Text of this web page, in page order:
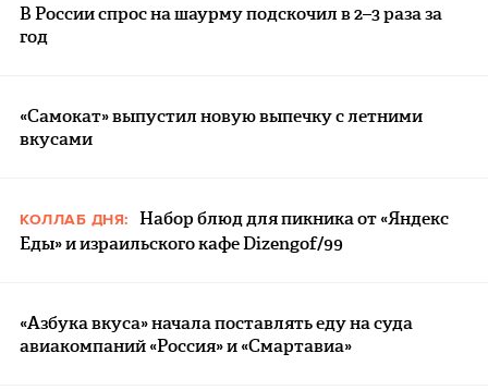
В России спрос на шаурму подскочил в 2–3 раза за
год
«Самокат» выпустил новую выпечку с летними
вкусами
КОЛЛАБ ДНЯ:
Набор блюд для пикника от «Яндекс
Еды» и израильского кафе Dizengof/99
«Азбука вкуса» начала поставлять еду на суда
авиакомпаний «Россия» и «Смартавиа»